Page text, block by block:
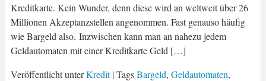
Kreditkarte. Kein Wunder, denn diese wird an weltweit über 26
Millionen Akzeptanzstellen angenommen. Fast genauso häufig
wie Bargeld also. Inzwischen kann man an nahezu jedem
Geldautomaten mit einer Kreditkarte Geld […]
Veröffentlicht unterKredit | TagsBargeld, Geldautomaten,